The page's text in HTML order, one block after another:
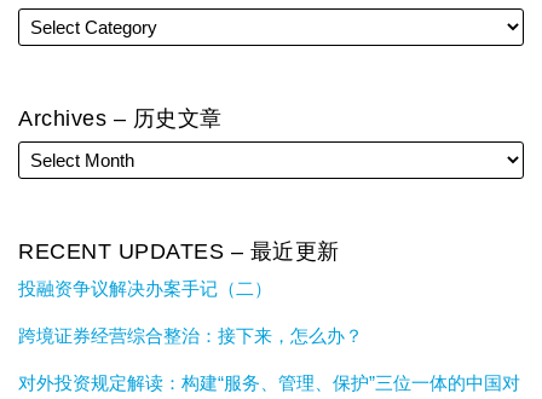
Archives – 历史文章
RECENT UPDATES – 最近更新
投融资争议解决办案手记（二）
跨境证券经营综合整治：接下来，怎么办？
对外投资规定解读：构建“服务、管理、保护”三位一体的中国对